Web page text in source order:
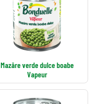
Mazăre verde dulce boabe
Vapeur